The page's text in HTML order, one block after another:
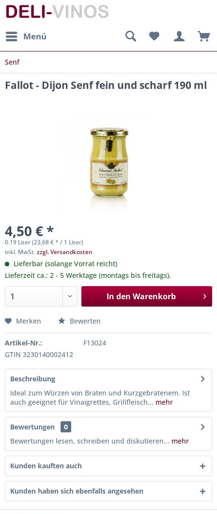
Menü
Senf
Fallot - Dijon Senf fein und scharf 190 ml
4,50 € *
0.19 Liter (23,68 € * / 1 Liter)
inkl. MwSt.zzgl. Versandkosten
Lieferbar (solange Vorrat reicht)
Lieferzeit ca.: 2 - 5 Werktage (montags bis freitags).
In den Warenkorb
Merken Bewerten
Artikel-Nr.:
F13024
GTIN 3230140002412
Beschreibung
Ideal zum Würzen von Braten und Kurzgebratenem. Ist
auch geeignet für Vinaigrettes, Grillfleisch... mehr
Bewertungen
0
Bewertungen lesen, schreiben und diskutieren... mehr
Kunden kauften auch
Kunden haben sich ebenfalls angesehen